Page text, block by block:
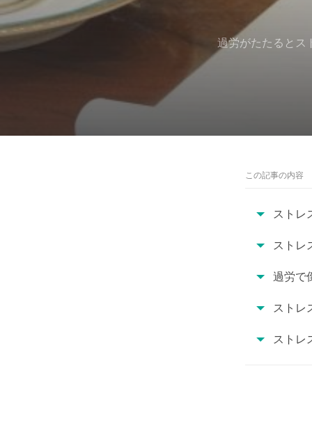
過労がたたるとス
この記事の内容
ストレ
ストレ
過労で
ストレ
ストレ